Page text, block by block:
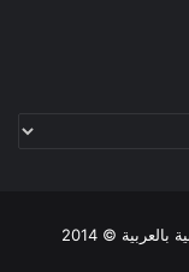
© 2014